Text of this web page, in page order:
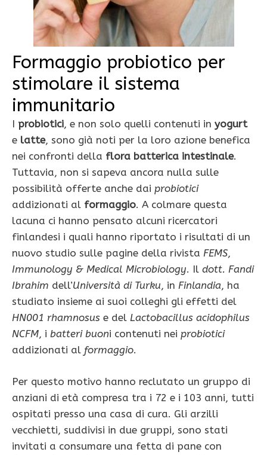
Formaggio probiotico per
stimolare il sistema
immunitario
I probiotici, e non solo quelli contenuti in yogurt
e latte, sono già noti per la loro azione benefica
nei confronti della flora batterica intestinale.
Tuttavia, non si sapeva ancora nulla sulle
possibilità offerte anche dai probiotici
addizionati al formaggio. A colmare questa
lacuna ci hanno pensato alcuni ricercatori
finlandesi i quali hanno riportato i risultati di un
nuovo studio sulle pagine della rivista FEMS,
Immunology & Medical Microbiology. Il dott. Fandi
Ibrahim dell’Università di Turku, in Finlandia, ha
studiato insieme ai suoi colleghi gli effetti del
HN001 rhamnosus e del Lactobacillus acidophilus
NCFM, i batteri buoni contenuti nei probiotici
addizionati al formaggio.
Per questo motivo hanno reclutato un gruppo di
anziani di età compresa tra i 72 e i 103 anni, tutti
ospitati presso una casa di cura. Gli arzilli
vecchietti, suddivisi in due gruppi, sono stati
invitati a consumare una fetta di pane con